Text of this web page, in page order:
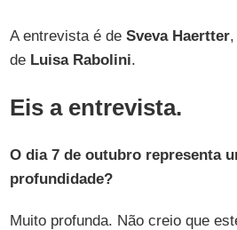
A entrevista é de Sveva Haertter,
de Luisa Rabolini.
Eis a entrevista.
O dia 7 de outubro representa
profundidade?
Muito profunda. Não creio que